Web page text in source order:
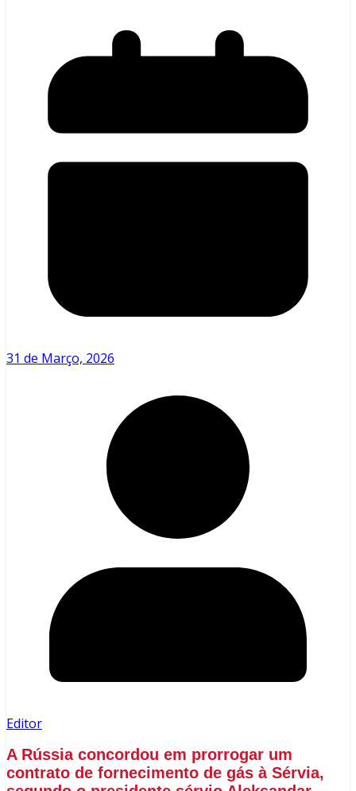
31 de Março, 2026
Editor
A Rússia concordou em prorrogar um
contrato de fornecimento de gás à Sérvia,